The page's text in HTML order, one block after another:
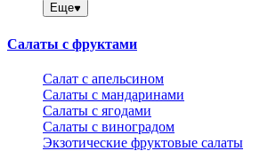
Еще
Салаты с фруктами
Салат с апельсином
Салаты с мандаринами
Салаты с ягодами
Салаты с виноградом
Экзотические фруктовые салаты